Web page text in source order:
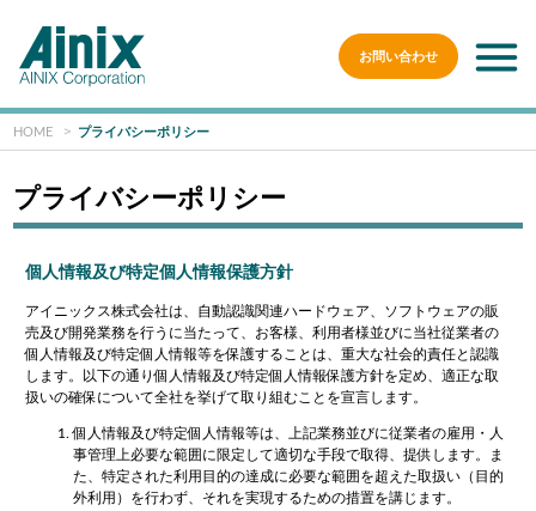
お問い合わせ
HOME プライバシーポリシー
プライバシーポリシー
個人情報及び特定個人情報保護方針
アイニックス株式会社は、自動認識関連ハードウェア、ソフトウェアの販
売及び開発業務を行うに当たって、お客様、利用者様並びに当社従業者の
個人情報及び特定個人情報等を保護することは、重大な社会的責任と認識
します。以下の通り個人情報及び特定個人情報保護方針を定め、適正な取
扱いの確保について全社を挙げて取り組むことを宣言します。
個人情報及び特定個人情報等は、上記業務並びに従業者の雇用・人
事管理上必要な範囲に限定して適切な手段で取得、提供します。ま
た、特定された利用目的の達成に必要な範囲を超えた取扱い（目的
外利用）を行わず、それを実現するための措置を講じます。